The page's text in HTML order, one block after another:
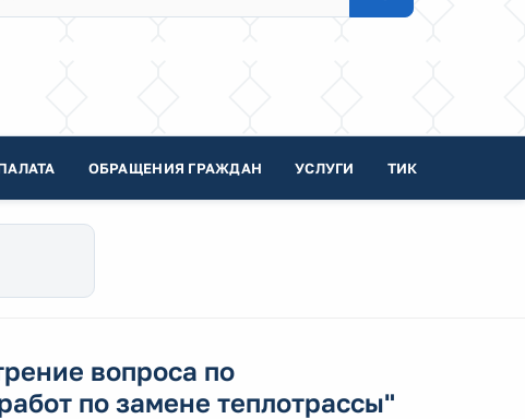
ОБРАЩЕНИЯ ГРАЖДАН УСЛУГИ ТИК
вопроса по
по замене теплотрассы"